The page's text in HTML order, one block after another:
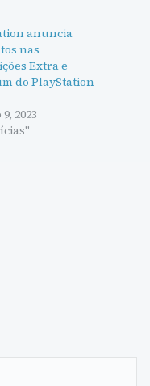
anuncia
nas
Extra e
do PlayStation
2023